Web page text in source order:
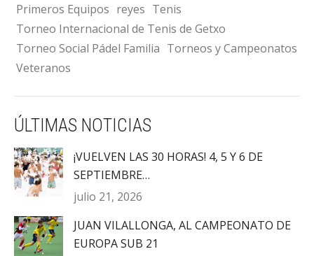
Primeros Equipos reyes Tenis
Torneo Internacional de Tenis de Getxo
Torneo Social Pádel Familia Torneos y Campeonatos
Veteranos
ÚLTIMAS NOTICIAS
¡VUELVEN LAS 30 HORAS! 4, 5 Y 6 DE
SEPTIEMBRE…
julio 21, 2026
JUAN VILALLONGA, AL CAMPEONATO DE
EUROPA SUB 21